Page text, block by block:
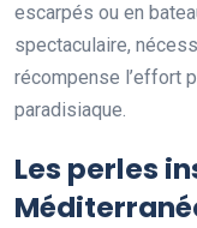
escarpés ou en
spectaculaire,
récompense l’effort
paradisiaque.
Les perles